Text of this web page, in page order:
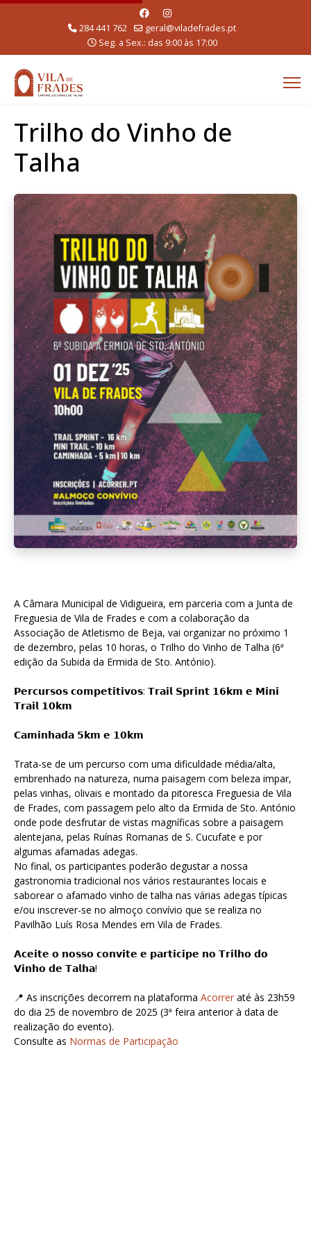
284 441 762
geral@viladefrades.pt
Seg. a Sex.: das 9:00 às 17:00
Trilho do Vinho de
Talha
A Câmara Municipal de Vidigueira, em parceria com a Junta de
Freguesia de Vila de Frades e com a colaboração da
Associação de Atletismo de Beja, vai organizar no próximo 1
de dezembro, pelas 10 horas, o Trilho do Vinho de Talha (6ª
edição da Subida da Ermida de Sto. António).
𝗣𝗲𝗿𝗰𝘂𝗿𝘀𝗼𝘀 𝗰𝗼𝗺𝗽𝗲𝘁𝗶𝘁𝗶𝘃𝗼𝘀: 𝗧𝗿𝗮𝗶𝗹 𝗦𝗽𝗿𝗶𝗻𝘁 𝟭𝟲𝗸𝗺 𝗲 𝗠𝗶𝗻𝗶
𝗧𝗿𝗮𝗶𝗹 𝟭𝟬𝗸𝗺
𝗖𝗮𝗺𝗶𝗻𝗵𝗮𝗱𝗮 𝟱𝗸𝗺 𝗲 𝟭𝟬𝗸𝗺
Trata-se de um percurso com uma dificuldade média/alta,
embrenhado na natureza, numa paisagem com beleza impar,
pelas vinhas, olivais e montado da pitoresca Freguesia de Vila
de Frades, com passagem pelo alto da Ermida de Sto. António
onde pode desfrutar de vistas magníficas sobre a paisagem
alentejana, pelas Ruínas Romanas de S. Cucufate e por
algumas afamadas adegas.
No final, os participantes poderão degustar a nossa
gastronomia tradicional nos vários restaurantes locais e
saborear o afamado vinho de talha nas várias adegas típicas
e/ou inscrever-se no almoço convívio que se realiza no
Pavilhão Luís Rosa Mendes em Vila de Frades.
𝗔𝗰𝗲𝗶𝘁𝗲 𝗼 𝗻𝗼𝘀𝘀𝗼 𝗰𝗼𝗻𝘃𝗶𝘁𝗲 𝗲 𝗽𝗮𝗿𝘁𝗶𝗰𝗶𝗽𝗲 𝗻𝗼 𝗧𝗿𝗶𝗹𝗵𝗼 𝗱𝗼
𝗩𝗶𝗻𝗵𝗼 𝗱𝗲 𝗧𝗮𝗹𝗵𝗮!
📍 As inscrições decorrem na plataforma Acorrer até às 23h59
do dia 25 de novembro de 2025 (3ª feira anterior à data de
realização do evento).
Consulte as Normas de Participação